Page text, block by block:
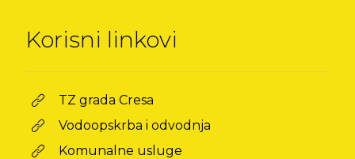
Korisni linkovi
TZ grada Cresa
Vodoopskrba i odvodnja
Komunalne usluge